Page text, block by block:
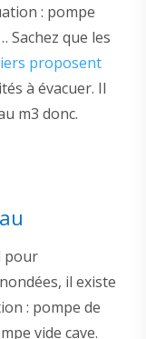
: pompe
Sachez que les
proposent
à évacuer. Il
m3 donc.
pour
il existe
: pompe de
vide cave.